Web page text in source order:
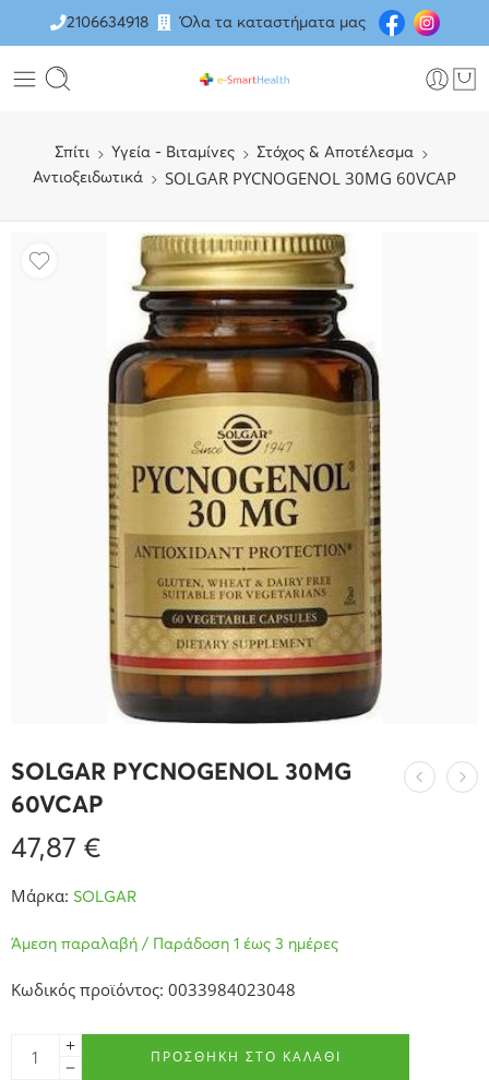
2106634918 Όλα τα καταστήματα μας
Σπίτι Υγεία - Βιταμίνες
Στόχος & Αποτέλεσμα
Αντιοξειδωτικά
SOLGAR PYCNOGENOL 30MG 60VCAP
SOLGAR PYCNOGENOL 30MG
60VCAP
47,87 €
Μάρκα: SOLGAR
Άμεση παραλαβή / Παράδοση 1 έως 3 ημέρες
Κωδικός προϊόντος: 0033984023048
ΠΡΟΣΘΉΚΗ ΣΤΟ ΚΑΛΆΘΙ